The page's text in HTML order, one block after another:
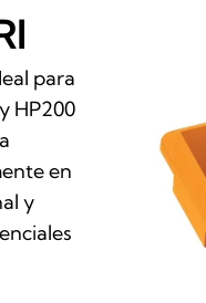
para
HP200
en
y